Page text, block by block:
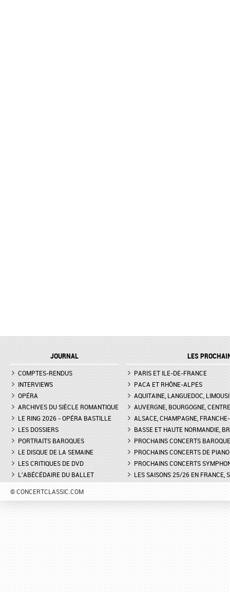
JOURNAL
COMPTES-RENDUS
INTERVIEWS
OPÉRA
ARCHIVES DU SIÈCLE ROMANTIQUE
LE RING 2026 - OPÉRA BASTILLE
LES DOSSIERS
PORTRAITS BAROQUES
LE DISQUE DE LA SEMAINE
LES CRITIQUES DE DVD
L'ABÉCÉDAIRE DU BALLET
LES
PARIS ET ILE-DE-FRANCE
PACA ET RHÔNE-ALPES
AQUITAINE, LANGUEDOC,
AUVERGNE, BOURGOGNE, CENTRE
ALSACE, CHAMPAGNE,
BASSE ET HAUTE NORMANDIE,
PROCHAINS CONCERTS
PROCHAINS CONCERTS DE PIANO
PROCHAINS CONCERTS
LES SAISONS 25/26 EN FRANCE,
© CONCERTCLASSIC.COM